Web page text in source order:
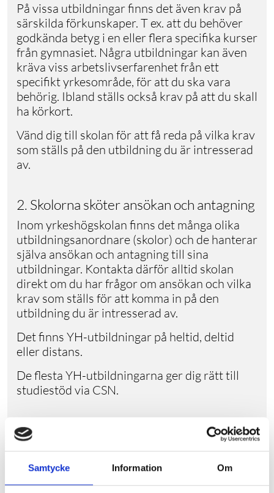
Samtycke Information Om
På vissa utbildningar finns det även krav på
särskilda förkunskaper. T ex. att du behöver
godkända betyg i en eller flera specifika kurser
från gymnasiet. Några utbildningar kan även
kräva viss arbetslivserfarenhet från ett
specifikt yrkesområde, för att du ska vara
behörig. Ibland ställs också krav på att du skall
ha körkort.
Vänd dig till skolan för att få reda på vilka krav
som ställs på den utbildning du är intresserad
av.
2. Skolorna sköter ansökan och antagning
Inom yrkeshögskolan finns det många olika
utbildningsanordnare (skolor) och de hanterar
själva ansökan och antagning till sina
utbildningar. Kontakta därför alltid skolan
direkt om du har frågor om ansökan och vilka
krav som ställs för att komma in på den
utbildning du är intresserad av.
Det finns YH-utbildningar på heltid, deltid
eller distans.
De flesta YH-utbildningarna ger dig rätt till
studiestöd via CSN.
3. Vad ska din ansökan innehålla?
Detta kan variera mellan skolorna men ofta
skall du skicka in:
• Betyg